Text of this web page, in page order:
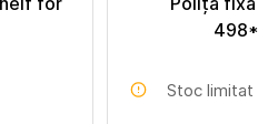
Stoc limitat